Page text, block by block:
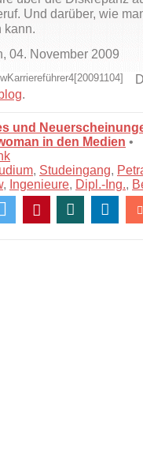
Und darüber, wie
kann.
04. November 2009
.
und
in den Medien •
, Studeingang,
, Ingenieure, Dipl.-Ing.,